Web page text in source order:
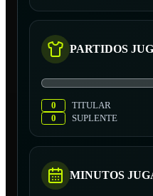
PARTIDOS
0
TITULAR
0
SUPLENTE
MINUTOS